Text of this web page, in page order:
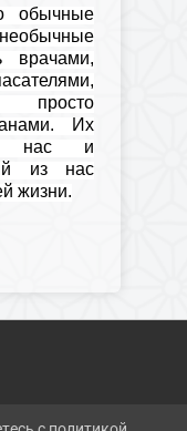
обычные
просто
Их
нас и
из нас
жизни.